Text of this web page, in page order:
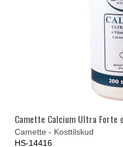
Camette Calcium Ultra
Camette - Kosttilskud
HS-14416